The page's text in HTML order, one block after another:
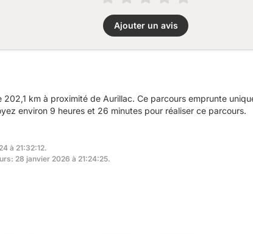
Ajouter un avis
km à proximité de Aurillac. Ce parcours emprunte
environ 9 heures et 26 minutes pour réaliser ce parcours.
à 21:32:12.
28 janvier 2026 à 21:24:25.